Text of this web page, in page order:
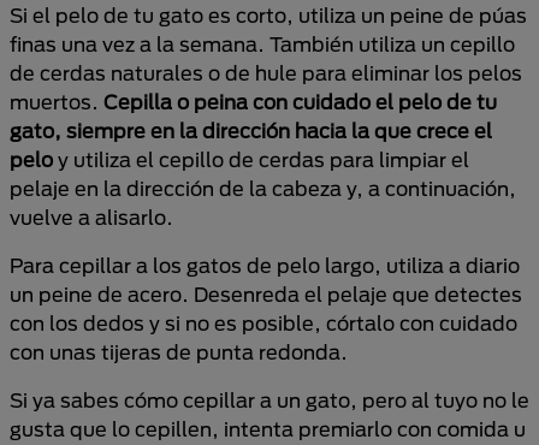
Si el pelo de tu gato es corto, utiliza un peine de púas
finas una vez a la semana. También utiliza un cepillo
de cerdas naturales o de hule para eliminar los pelos
muertos. Cepilla o peina con cuidado el pelo de tu
gato, siempre en la dirección hacia la que crece el
pelo y utiliza el cepillo de cerdas para limpiar el
pelaje en la dirección de la cabeza y, a continuación,
vuelve a alisarlo.
Para cepillar a los gatos de pelo largo, utiliza a diario
un peine de acero. Desenreda el pelaje que detectes
con los dedos y si no es posible, córtalo con cuidado
con unas tijeras de punta redonda.
Si ya sabes cómo cepillar a un gato, pero al tuyo no le
gusta que lo cepillen, intenta premiarlo con comida u